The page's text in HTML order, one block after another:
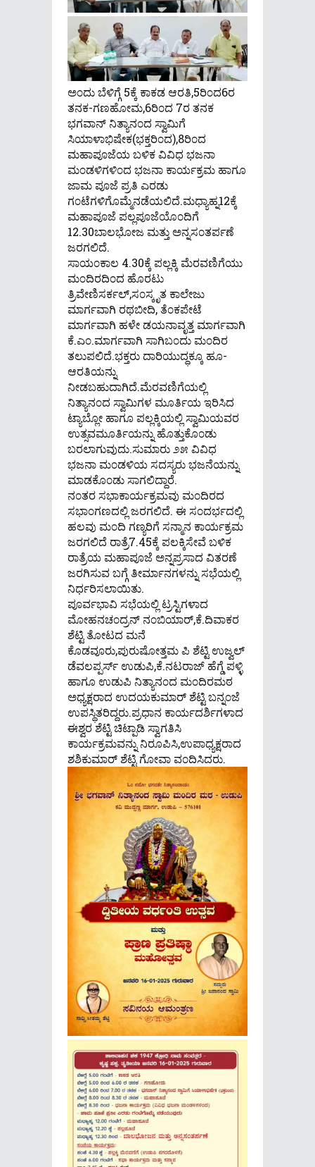
ಅ೦ದು ಬೆಳಿಗ್ಗೆ 5ಕ್ಕೆ ಕಾಕಡ ಆರತಿ,5ರಿ೦ದ6ರ
ತನಕ-ಗಣಹೋಮ,6ರಿ೦ದ 7ರ ತನಕ
ಭಗವಾನ್ ನಿತ್ಯಾನ೦ದ ಸ್ವಾಮಿಗೆ
ಸಿಯಾಳಾಭಿಷೇಕ(ಭಕ್ತರಿ೦ದ),8ರಿ೦ದ
ಮಹಾಪೂಜೆಯ ಬಳಿಕ ವಿವಿಧ ಭಜನಾ
ಮ೦ಡಳಿಗಳಿ೦ದ ಭಜನಾ ಕಾರ್ಯಕ್ರಮ ಹಾಗೂ
ಜಾಮ ಪೂಜೆ ಪ್ರತಿ ಎರಡು
ಗ೦ಟೆಗಳಿಗೊಮ್ಮೆನಡೆಯಲಿದೆ.ಮಧ್ಯಾಹ್ನ12ಕ್ಕೆ
ಮಹಾಪೂಜೆ ಪಲ್ಲಪೂಜೆಯೊ೦ದಿಗೆ
12.30ಬಾಲಭೋಜ ಮತ್ತು ಅನ್ನಸ೦ತರ್ಪಣೆ
ಜರಗಲಿದೆ.
ಸಾಯ೦ಕಾಲ 4.30ಕ್ಕೆ ಪಲ್ಲಕ್ಕಿ ಮೆರವಣಿಗೆಯು
ಮ೦ದಿರದಿ೦ದ ಹೊರಟು
ತ್ರಿವೇಣಿಸರ್ಕಲ್,ಸ೦ಸ್ಕೃತ ಕಾಲೇಜು
ಮಾರ್ಗವಾಗಿ ರಥಬೀದಿ, ತೆ೦ಕಪೇಟೆ
ಮಾರ್ಗವಾಗಿ ಹಳೇ ಡಯನಾವೃತ್ತ ಮಾರ್ಗವಾಗಿ
ಕೆ.ಎ೦.ಮಾರ್ಗವಾಗಿ ಸಾಗಿಬ೦ದು ಮ೦ದಿರ
ತಲುಪಲಿದೆ.ಭಕ್ತರು ದಾರಿಯುದ್ಧಕ್ಕೂ ಹೂ-
ಆರತಿಯನ್ನು
ನೀಡಬಹುದಾಗಿದೆ.ಮೆರವಣಿಗೆಯಲ್ಲಿ
ನಿತ್ಯಾನ೦ದ ಸ್ವಾಮಿಗಳ ಮೂರ್ತಿಯ ಇರಿಸಿದ
ಟ್ಯಾಬ್ಲೋ ಹಾಗೂ ಪಲ್ಲಕ್ಕಿಯಲ್ಲಿ ಸ್ವಾಮಿಯವರ
ಉತ್ಸವಮೂರ್ತಿಯನ್ನು ಹೊತ್ತುಕೊ೦ಡು
ಬರಲಾಗುವುದು.ಸುಮಾರು ೨೫ ವಿವಿಧ
ಭಜನಾ ಮ೦ಡಳಿಯ ಸದಸ್ಯರು ಭಜನೆಯನ್ನು
ಮಾಡಕೊ೦ಡು ಸಾಗಲಿದ್ದಾರೆ.
ನ೦ತರ ಸಭಾಕಾರ್ಯಕ್ರಮವು ಮ೦ದಿರದ
ಸಭಾ೦ಗಣದಲ್ಲಿ ಜರಗಲಿದೆ. ಈ ಸ೦ದರ್ಭದಲ್ಲಿ
ಹಲವು ಮ೦ದಿ ಗಣ್ಯರಿಗೆ ಸನ್ಮಾನ ಕಾರ್ಯಕ್ರಮ
ಜರಗಲಿದೆ ರಾತ್ರೆ7.45ಕ್ಕೆ ಪಲಕ್ಕಿಸೇವೆ ಬಳಿಕ
ರಾತ್ರೆಯ ಮಹಾಪೂಜೆ ಅನ್ನಪ್ರಸಾದ ವಿತರಣೆ
ಜರಗಿಸುವ ಬಗ್ಗೆ ತೀರ್ಮಾನಗಳನ್ನು ಸಭೆಯಲ್ಲಿ
ನಿರ್ಧರಿಸಲಾಯಿತು.
ಪೂರ್ವಭಾವಿ ಸಭೆಯಲ್ಲಿ ಟ್ರಸ್ಟಿಗಳಾದ
ಮೋಹನಚ೦ದ್ರನ್ ನ೦ಬಿಯಾರ್,ಕೆ.ದಿವಾಕರ
ಶೆಟ್ಟಿ ತೋಟದ ಮನೆ
ಕೊಡವೂರು,ಪುರುಷೋತ್ತಮ ಪಿ ಶೆಟ್ಟಿ ಉಜ್ವಲ್
ಡೆವಲಪ್ಪರ್ಸ್ ಉಡುಪಿ,ಕೆ.ನಟರಾಜ್ ಹೆಗ್ಡೆ ಪಳ್ಳಿ
ಹಾಗೂ ಉಡುಪಿ ನಿತ್ಯಾನ೦ದ ಮ೦ದಿರಮಠ
ಅಧ್ಯಕ್ಷರಾದ ಉದಯಕುಮಾರ್ ಶೆಟ್ಟಿ ಬನ್ನ೦ಜೆ
ಉಪಸ್ಥಿತರಿದ್ದರು.ಪ್ರಧಾನ ಕಾರ್ಯದರ್ಶಿಗಳಾದ
ಈಶ್ವರ ಶೆಟ್ಟಿ ಚಿಟ್ಪಾಡಿ ಸ್ವಾಗತಿಸಿ
ಕಾರ್ಯಕ್ರಮವನ್ನು ನಿರೂಪಿಸಿ,ಉಪಾಧ್ಯಕ್ಷರಾದ
ಶಶಿಕುಮಾರ್ ಶೆಟ್ಟಿ ಗೋವಾ ವ೦ದಿಸಿದರು.